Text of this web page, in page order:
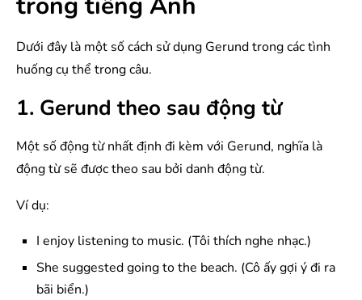
Dưới đây là một số cách sử dụng Gerund trong các tình
huống cụ thể trong câu.
1. Gerund theo sau động từ
Một số động từ nhất định đi kèm với Gerund, nghĩa là
động từ sẽ được theo sau bởi danh động từ.
Ví dụ:
I enjoy listening to music. (Tôi thích nghe nhạc.)
She suggested going to the beach. (Cô ấy gợi ý đi ra
bãi biển.)